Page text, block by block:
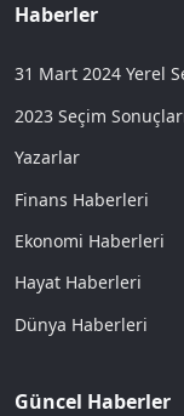
Haberler
31 Mart 2024 Yerel
2023 Seçim
Yazarlar
Finans Haberleri
Ekonomi Haberleri
Hayat Haberleri
Dünya Haberleri
Güncel Haberler